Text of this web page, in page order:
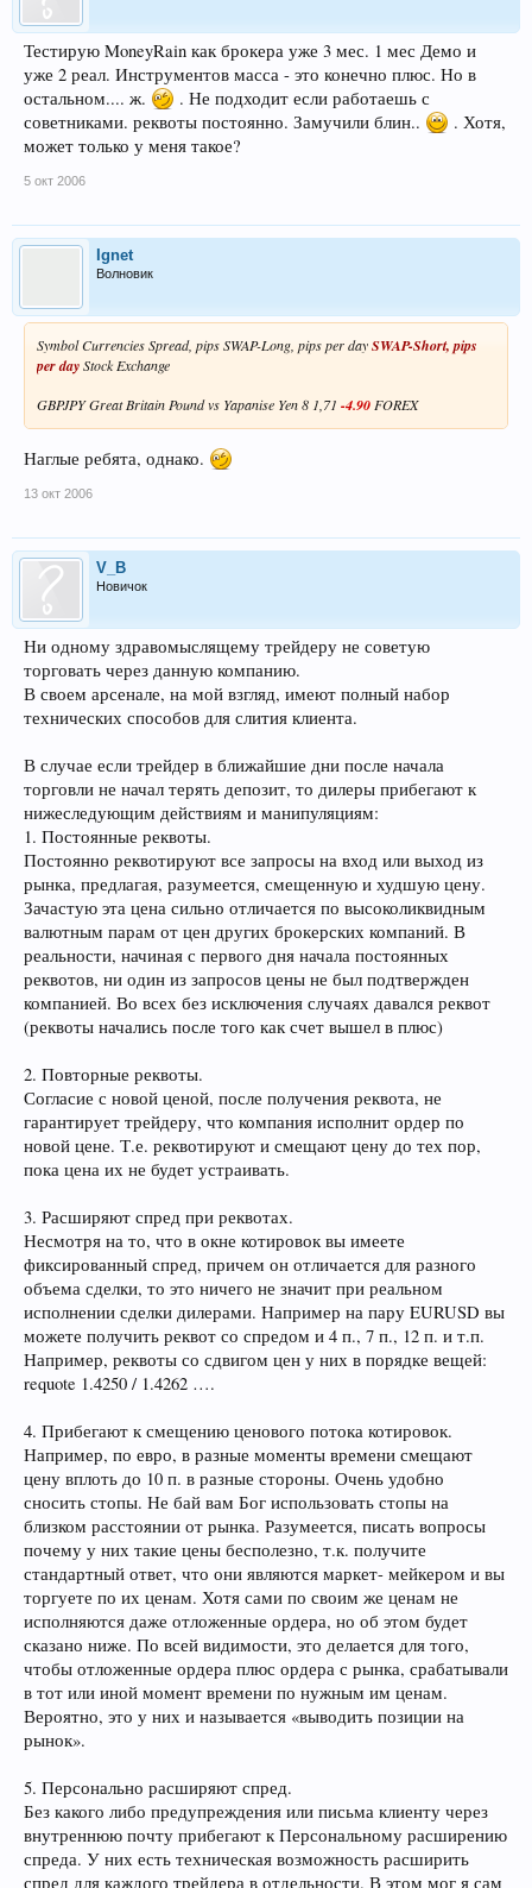
Тестирую MoneyRain как брокера уже 3 мес. 1 мес Демо и
уже 2 реал. Инструментов масса - это конечно плюс. Но в
остальном.... ж.
. Не подходит если работаешь с
советниками. реквоты постоянно. Замучили блин..
. Хотя,
может только у меня такое?
5 окт 2006
Ignet
Волновик
Symbol Currencies Spread, pips SWAP-Long, pips per daySWAP-Short, pips
per dayStock Exchange
GBPJPY Great Britain Pound vs Yapanise Yen 8 1,71 -4.90FOREX
Наглые ребята, однако.
13 окт 2006
V_B
Новичок
Ни одному здравомыслящему трейдеру не советую
торговать через данную компанию.
В своем арсенале, на мой взгляд, имеют полный набор
технических способов для слития клиента.
В случае если трейдер в ближайшие дни после начала
торговли не начал терять депозит, то дилеры прибегают к
нижеследующим действиям и манипуляциям:
1. Постоянные реквоты.
Постоянно реквотируют все запросы на вход или выход из
рынка, предлагая, разумеется, смещенную и худшую цену.
Зачастую эта цена сильно отличается по высоколиквидным
валютным парам от цен других брокерских компаний. В
реальности, начиная с первого дня начала постоянных
реквотов, ни один из запросов цены не был подтвержден
компанией. Во всех без исключения случаях давался реквот
(реквоты начались после того как счет вышел в плюс)
2. Повторные реквоты.
Согласие с новой ценой, после получения реквота, не
гарантирует трейдеру, что компания исполнит ордер по
новой цене. Т.е. реквотируют и смещают цену до тех пор,
пока цена их не будет устраивать.
3. Расширяют спред при реквотах.
Несмотря на то, что в окне котировок вы имеете
фиксированный спред, причем он отличается для разного
объема сделки, то это ничего не значит при реальном
исполнении сделки дилерами. Например на пару EURUSD вы
можете получить реквот со спредом и 4 п., 7 п., 12 п. и т.п.
Например, реквоты со сдвигом цен у них в порядке вещей:
requote 1.4250 / 1.4262 ….
4. Прибегают к смещению ценового потока котировок.
Например, по евро, в разные моменты времени смещают
цену вплоть до 10 п. в разные стороны. Очень удобно
сносить стопы. Не бай вам Бог использовать стопы на
близком расстоянии от рынка. Разумеется, писать вопросы
почему у них такие цены бесполезно, т.к. получите
стандартный ответ, что они являются маркет- мейкером и вы
торгуете по их ценам. Хотя сами по своим же ценам не
исполняются даже отложенные ордера, но об этом будет
сказано ниже. По всей видимости, это делается для того,
чтобы отложенные ордера плюс ордера с рынка, срабатывали
в тот или иной момент времени по нужным им ценам.
Вероятно, это у них и называется «выводить позиции на
рынок».
5. Персонально расширяют спред.
Без какого либо предупреждения или письма клиенту через
внутреннюю почту прибегают к Персональному расширению
спреда. У них есть техническая возможность расширить
спред для каждого трейдера в отдельности. В этом мог я сам